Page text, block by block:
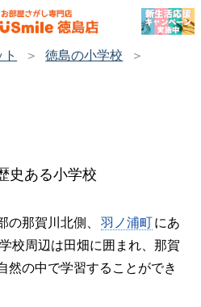
徳島の小学校
史ある小学校
の那賀川北側、 羽ノ浦町にあ
校周辺は田畑に囲まれ、那賀
然の中で学習することができ